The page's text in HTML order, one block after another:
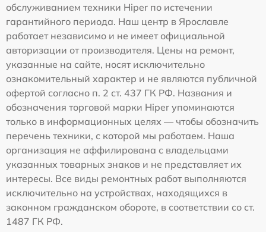
обслуживанием техники Hiper по истечении
гарантийного периода. Наш центр в Ярославле
работает независимо и не имеет официальной
авторизации от производителя. Цены на ремонт,
указанные на сайте, носят исключительно
ознакомительный характер и не являются публичной
офертой согласно п. 2 ст. 437 ГК РФ. Названия и
обозначения торговой марки Hiper упоминаются
только в информационных целях — чтобы обозначить
перечень техники, с которой мы работаем. Наша
организация не аффилирована с владельцами
указанных товарных знаков и не представляет их
интересы. Все виды ремонтных работ выполняются
исключительно на устройствах, находящихся в
законном гражданском обороте, в соответствии со ст.
1487 ГК РФ.